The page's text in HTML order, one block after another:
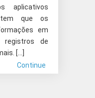
aplicativos
que os
em
registros de
[…]
Continue